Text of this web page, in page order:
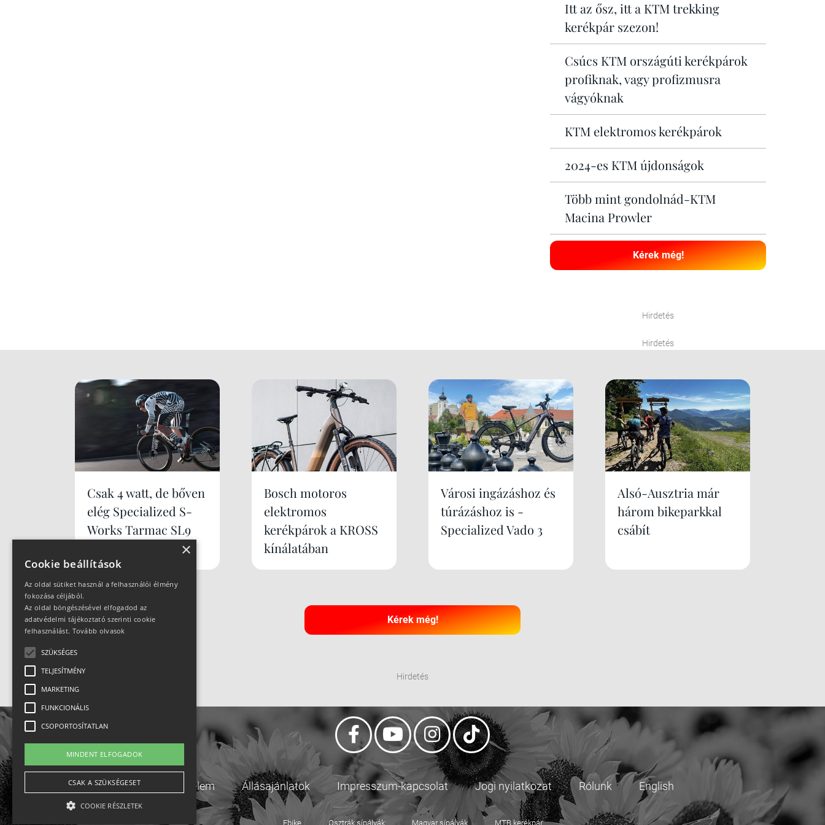
Itt az ősz, itt a KTM trekking
kerékpár szezon!
Csúcs KTM országúti kerékpárok
profiknak, vagy profizmusra
vágyóknak
KTM elektromos kerékpárok
2024-es KTM újdonságok
Több mint gondolnád-KTM
Macina Prowler
Kérek még!
Hirdetés
Hirdetés
Csak 4 watt, de bőven
elég Specialized S-
Works Tarmac SL9
Bosch motoros
elektromos
kerékpárok a KROSS
kínálatában
Városi ingázáshoz és
túrázáshoz is -
Specialized Vado 3
Alsó-Ausztria már
három bikeparkkal
csábít
Kérek még!
Hirdetés
Adatvédelem Állásajánlatok Impresszum-kapcsolat Jogi nyilatkozat Rólunk English
Ebike Osztrák sípályák Magyar sípályák MTB kerékpár
×
Cookie beállítások
Az oldal sütiket használ a felhasználói élmény
fokozása céljából.
Az oldal böngészésével elfogadod az
adatvédelmi tájékoztató szerinti cookie
felhasználást. Tovább olvasok
SZÜKSÉGES
TELJESÍTMÉNY
MARKETING
FUNKCIONÁLIS
CSOPORTOSÍTATLAN
MINDENT ELFOGADOK
CSAK A SZÜKSÉGESET
COOKIE RÉSZLETEK